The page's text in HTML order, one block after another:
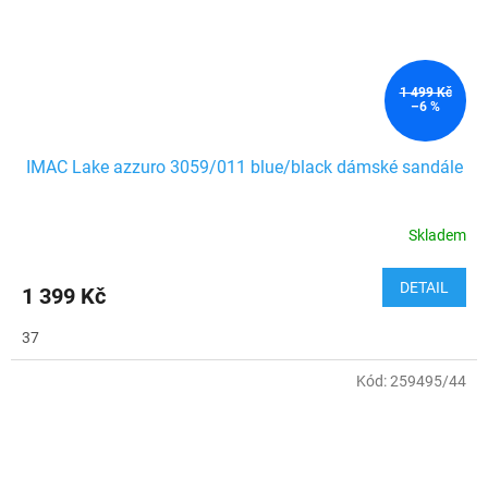
1 499 Kč
–6 %
IMAC Lake azzuro 3059/011 blue/black dámské sandále
Skladem
1 399 Kč DETAIL
37
Kód:259495/44